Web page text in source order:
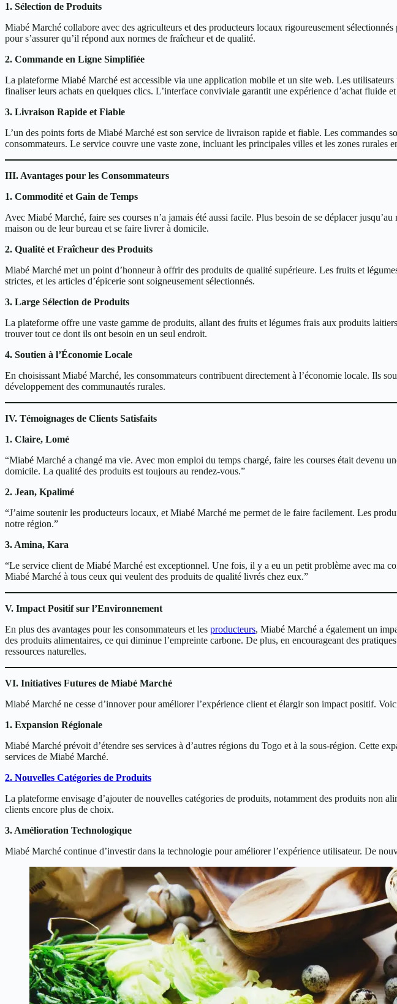
1. Sélection de Produits
Miabé Marché collabore avec des agriculteurs et des producteurs locaux rigoureusement
pour s’assurer qu’il répond aux normes de fraîcheur et de qualité.
2. Commande en Ligne Simplifiée
La plateforme Miabé Marché est accessible via une application mobile et un site web. Les
finaliser leurs achats en quelques clics. L’interface conviviale garantit une expérience d’achat fluide et
3. Livraison Rapide et Fiable
L’un des points forts de Miabé Marché est son service de livraison rapide et fiable. Les commandes
consommateurs. Le service couvre une vaste zone, incluant les principales villes et les zones rurales
III. Avantages pour les Consommateurs
1. Commodité et Gain de Temps
Avec Miabé Marché, faire ses courses n’a jamais été aussi facile. Plus besoin de se déplacer
maison ou de leur bureau et se faire livrer à domicile.
2. Qualité et Fraîcheur des Produits
Miabé Marché met un point d’honneur à offrir des produits de qualité supérieure. Les fruits et
strictes, et les articles d’épicerie sont soigneusement sélectionnés.
3. Large Sélection de Produits
La plateforme offre une vaste gamme de produits, allant des fruits et légumes frais aux produits
trouver tout ce dont ils ont besoin en un seul endroit.
4. Soutien à l’Économie Locale
En choisissant Miabé Marché, les consommateurs contribuent directement à l’économie locale. Ils
développement des communautés rurales.
IV. Témoignages de Clients Satisfaits
1. Claire, Lomé
“Miabé Marché a changé ma vie. Avec mon emploi du temps chargé, faire les courses était devenu
domicile. La qualité des produits est toujours au rendez-vous.”
2. Jean, Kpalimé
“J’aime soutenir les producteurs locaux, et Miabé Marché me permet de le faire facilement. Les
notre région.”
3. Amina, Kara
“Le service client de Miabé Marché est exceptionnel. Une fois, il y a eu un petit problème avec ma
Miabé Marché à tous ceux qui veulent des produits de qualité livrés chez eux.”
V. Impact Positif sur l’Environnement
En plus des avantages pour les consommateurs et les producteurs, Miabé Marché a également un
des produits alimentaires, ce qui diminue l’empreinte carbone. De plus, en encourageant des
ressources naturelles.
VI. Initiatives Futures de Miabé Marché
Miabé Marché ne cesse d’innover pour améliorer l’expérience client et élargir son impact positif.
1. Expansion Régionale
Miabé Marché prévoit d’étendre ses services à d’autres régions du Togo et à la sous-région. Cette
services de Miabé Marché.
2. Nouvelles Catégories de Produits
La plateforme envisage d’ajouter de nouvelles catégories de produits, notamment des produits non
clients encore plus de choix.
3. Amélioration Technologique
Miabé Marché continue d’investir dans la technologie pour améliorer l’expérience utilisateur. De